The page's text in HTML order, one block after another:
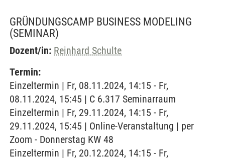
GRÜNDUNGSCAMP BUSINESS MODELING
(SEMINAR)
Dozent/in: Reinhard Schulte
Termin:
Einzeltermin | Fr, 08.11.2024, 14:15 - Fr,
08.11.2024, 15:45 | C 6.317 Seminarraum
Einzeltermin | Fr, 29.11.2024, 14:15 - Fr,
29.11.2024, 15:45 | Online-Veranstaltung | per
Zoom - Donnerstag KW 48
Einzeltermin | Fr, 20.12.2024, 14:15 - Fr,